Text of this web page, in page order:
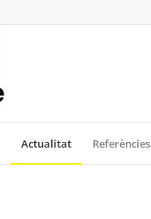
Actualitat Referències